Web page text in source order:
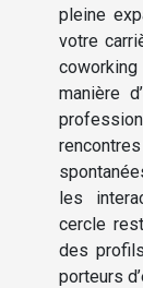
pleine
votre
manière
les
cercle
des
porteurs